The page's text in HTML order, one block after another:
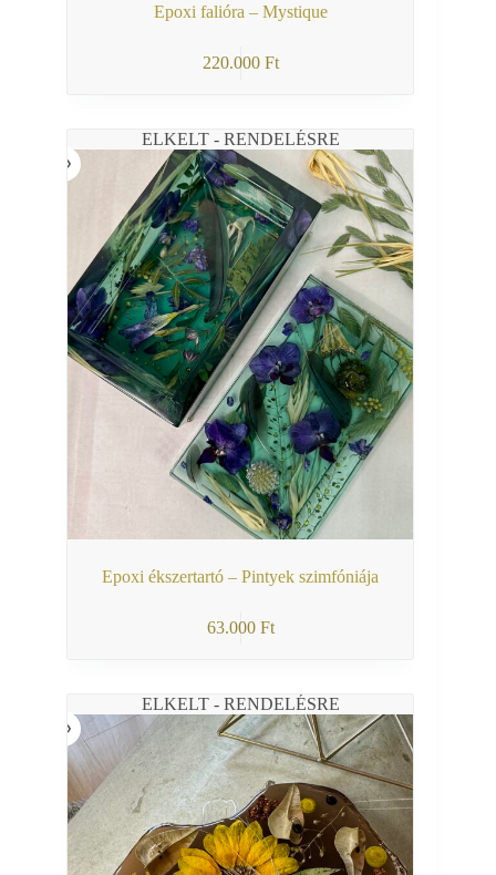
Epoxi falióra – Mystique
220.000 Ft
ELKELT - RENDELÉSRE
Epoxi ékszertartó – Pintyek szimfóniája
63.000 Ft
ELKELT - RENDELÉSRE